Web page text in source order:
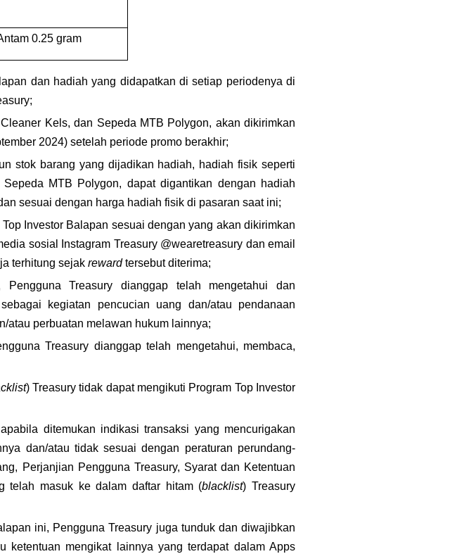
0.25 gram
dan hadiah yang didapatkan di setiap periodenya di
Kels, dan Sepeda MTB Polygon, akan dikirimkan
2024) setelah periode promo berakhir;
stok barang yang dijadikan hadiah, hadiah fisik seperti
MTB Polygon, dapat digantikan dengan hadiah
sesuai dengan harga hadiah fisik di pasaran saat ini;
Investor Balapan sesuai dengan yang akan dikirimkan
terhitung sejak reward tersebut diterima;
Treasury dianggap telah mengetahui dan
kegiatan pencucian uang dan/atau pendanaan
atau perbuatan melawan hukum lainnya;
Treasury dianggap telah mengetahui, membaca,
) Treasury tidak dapat mengikuti Program Top Investor
ditemukan indikasi transaksi yang mencurigakan
dan/atau tidak sesuai dengan peraturan perundang-
Perjanjian Pengguna Treasury, Syarat dan Ketentuan
telah masuk ke dalam daftar hitam (blacklist) Treasury
ini, Pengguna Treasury juga tunduk dan diwajibkan
ketentuan mengikat lainnya yang terdapat dalam Apps